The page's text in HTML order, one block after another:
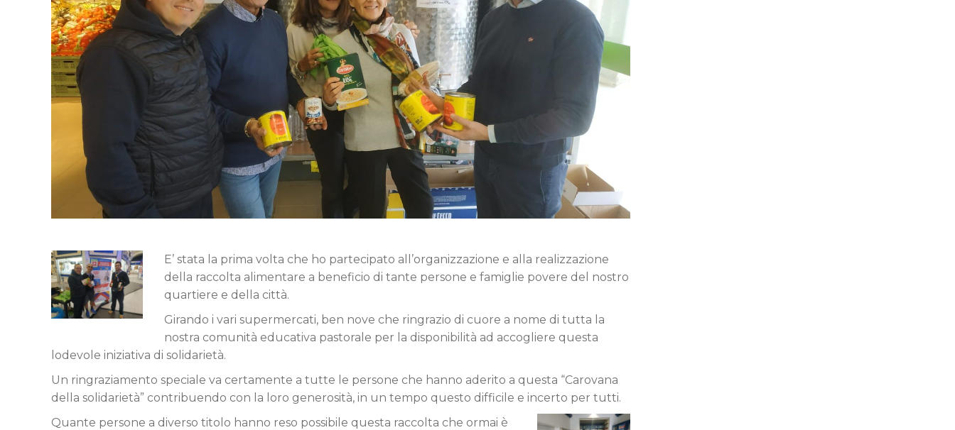
E’ stata la prima volta che ho partecipato all’organizzazione e alla realizzazione
della raccolta alimentare a beneficio di tante persone e famiglie povere del nostro
quartiere e della città.
Girando i vari supermercati, ben nove che ringrazio di cuore a nome di tutta la
nostra comunità educativa pastorale per la disponibilità ad accogliere questa
lodevole iniziativa di solidarietà.
Un ringraziamento speciale va certamente a tutte le persone che hanno aderito a questa “Carovana
della solidarietà” contribuendo con la loro generosità, in un tempo questo difficile e incerto per tutti.
Quante persone a diverso titolo hanno reso possibile questa raccolta che ormai è